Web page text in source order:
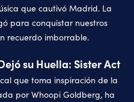
que cautivó Madrid. La
para conquistar nuestros
recuerdo imborrable.
su Huella: Sister Act
que toma inspiración de la
por Whoopi Goldberg, ha